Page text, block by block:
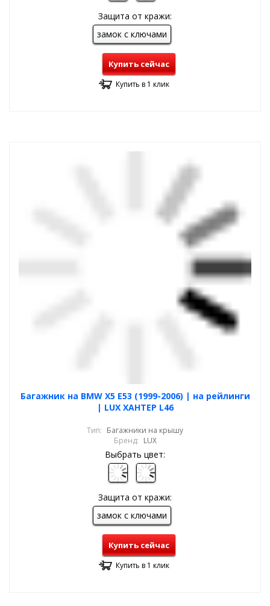
Защита от кражи:
замок с ключами
Купить сейчас
Купить в 1 клик
Багажник на BMW X5 E53 (1999-2006) | на рейлинги
| LUX ХАНТЕР L46
Тип: Багажники на крышу
Бренд: LUX
Выбрать цвет:
Защита от кражи:
замок с ключами
Купить сейчас
Купить в 1 клик